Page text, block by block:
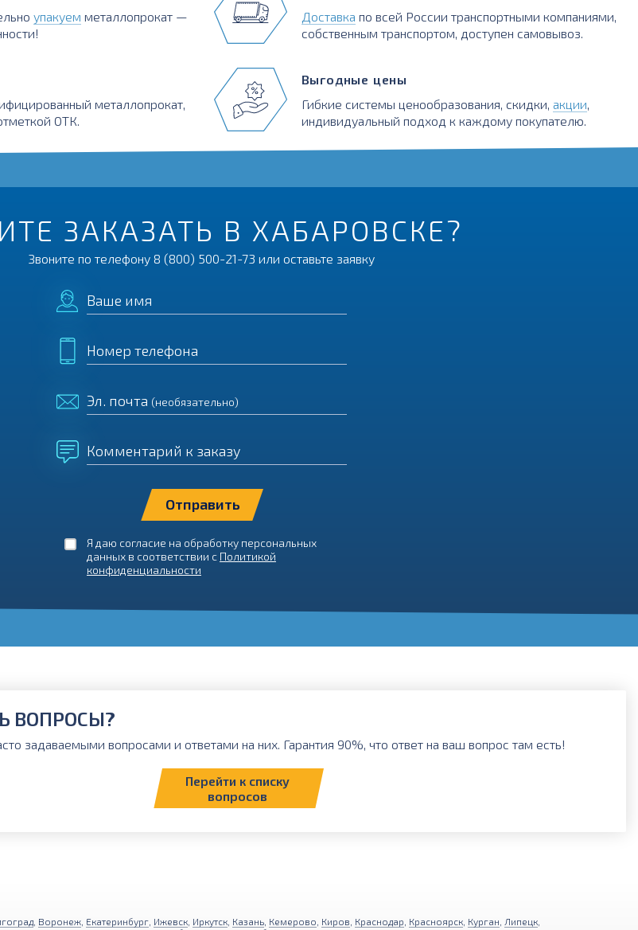
упакуем металлопрокат —
металлопрокат,
ОТК.
Доставка по всей России транспортными компаниями,
собственным транспортом, доступен самовывоз.
Выгодные цены
Гибкие системы ценообразования, скидки, акции
индивидуальный подход к каждому покупателю.
ЗАКАЗАТЬ В ХАБАРОВСКЕ?
Звоните по телефону 8 (800) 500-21-73 или оставьте заявку
Ваше имя
Номер телефона
Эл. почта (необязательно)
Комментарий к заказу
Я даю согласие на обработку персональных
данных в соответствии с Политикой
конфиденциальности
ВОПРОСЫ?
задаваемыми вопросами и ответами на них. Гарантия 90%, что ответ на ваш вопрос там есть!
Перейти к списку
вопросов
Воронеж Екатеринбург Ижевск Иркутск Казань Кемерово Киров Краснодар Красноярск Курган Липецк